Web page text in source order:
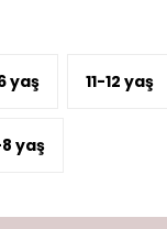
yaş 11-12 yaş
yaş